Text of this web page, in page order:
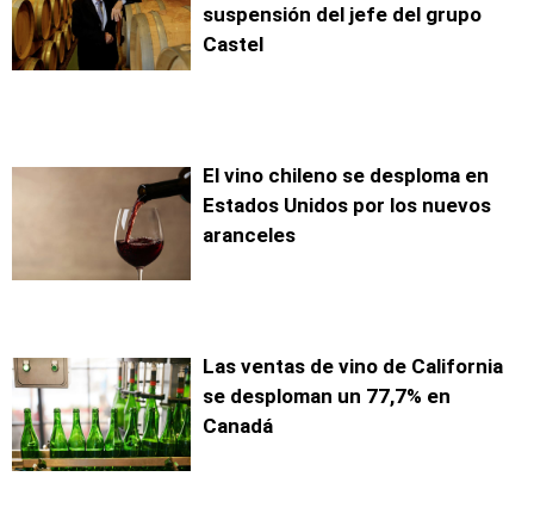
suspensión del jefe del grupo
Castel
El vino chileno se desploma en
Estados Unidos por los nuevos
aranceles
Las ventas de vino de California
se desploman un 77,7% en
Canadá